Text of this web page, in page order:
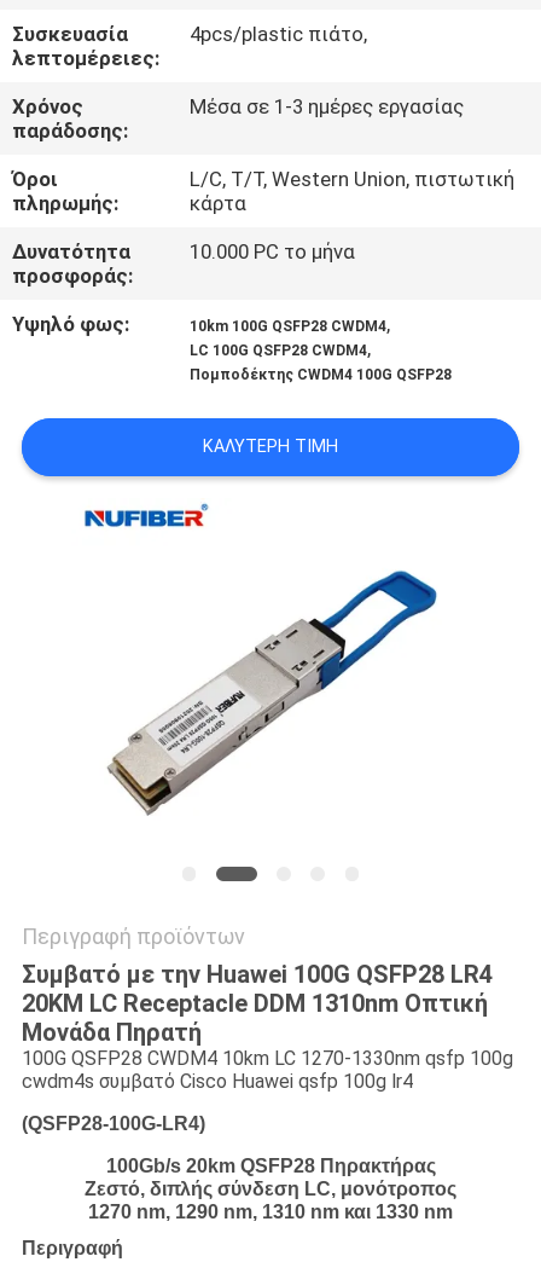
ΕΛΆΤΕ
ΣΕ
ΕΠΑΦΉ
ΜΕ
ΕΙΔΉΣΕΙΣ
ΖΗΤΉΣΤΕ
ΑΠΌΣΠΑΣΜΑ
SITEMAP
Συσκευασία
λεπτομέρειες:
4pcs/plastic πιάτο,
Χρόνος
παράδοσης:
Μέσα σε 1-3 ημέρες εργασίας
Όροι
πληρωμής:
L/C, T/T, Western Union, πιστωτική
κάρτα
Δυνατότητα
προσφοράς:
10.000 PC το μήνα
Υψηλό φως: 10km 100G QSFP28 CWDM4,
LC 100G QSFP28 CWDM4,
Πομποδέκτης CWDM4 100G QSFP28
ΚΑΛΎΤΕΡΗ ΤΙΜΉ
Περιγραφή προϊόντων
Συμβατό με την Huawei 100G QSFP28 LR4
20KM LC Receptacle DDM 1310nm Οπτική
Μονάδα Πηρατή
100G QSFP28 CWDM4 10km LC 1270-1330nm qsfp 100g
cwdm4s συμβατό Cisco Huawei qsfp 100g lr4
(QSFP28-100G-LR4)
100Gb/s 20km QSFP28 Πηρακτήρας
Ζεστό, διπλής σύνδεση LC, μονότροπος
1270 nm, 1290 nm, 1310 nm και 1330 nm
Περιγραφή